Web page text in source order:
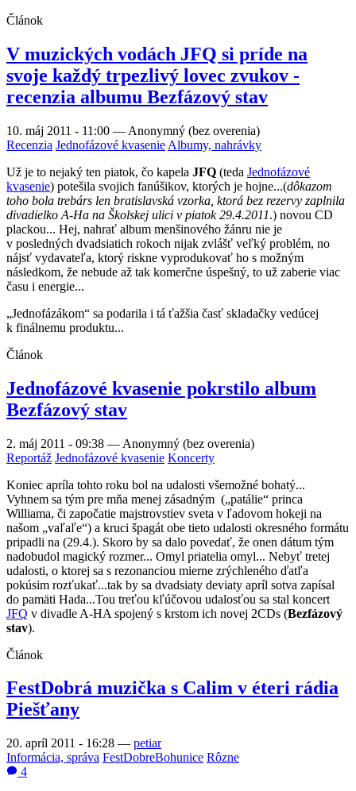
Článok
V muzických vodách JFQ si príde na
svoje každý trpezlivý lovec zvukov -
recenzia albumu Bezfázový stav
10. máj 2011 - 11:00 — Anonymný (bez overenia)
Recenzia Jednofázové kvasenie Albumy, nahrávky
Už je to nejaký ten piatok, čo kapela JFQ (teda Jednofázové
kvasenie) potešila svojich fanúšikov, ktorých je hojne...(dôkazom
toho bola trebárs len bratislavská vzorka, ktorá bez rezervy zaplnila
divadielko A-Ha na Školskej ulici v piatok 29.4.2011.) novou CD
plackou... Hej, nahrať album menšinového žánru nie je
v posledných dvadsiatich rokoch nijak zvlášť veľký problém, no
nájsť vydavateľa, ktorý riskne vyprodukovať ho s možným
následkom, že nebude až tak komerčne úspešný, to už zaberie viac
času i energie...
„Jednofázákom“ sa podarila i tá ťažšia časť skladačky vedúcej
k finálnemu produktu...
Článok
Jednofázové kvasenie pokrstilo album
Bezfázový stav
2. máj 2011 - 09:38 — Anonymný (bez overenia)
Reportáž Jednofázové kvasenie Koncerty
Koniec apríla tohto roku bol na udalosti všemožné bohatý...
Vyhnem sa tým pre mňa menej zásadným („patálie“ princa
Williama, či započatie majstrovstiev sveta v ľadovom hokeji na
našom „vaľaľe“) a kruci špagát obe tieto udalosti okresného formátu
pripadli na (29.4.). Skoro by sa dalo povedať, že onen dátum tým
nadobudol magický rozmer... Omyl priatelia omyl... Nebyť tretej
udalosti, o ktorej sa s rezonanciou mierne zrýchleného ďatľa
pokúsim rozťukať...tak by sa dvadsiaty deviaty apríl sotva zapísal
do pamäti Hada...Tou treťou kľúčovou udalosťou sa stal koncert
JFQ v divadle A-HA spojený s krstom ich novej 2CDs (Bezfázový
stav).
Článok
FestDobrá muzička s Calim v éteri rádia
Piešťany
20. apríl 2011 - 16:28 — petiar
Informácia, správa FestDobreBohunice Rôzne
4